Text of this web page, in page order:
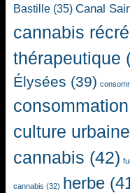
Bastille (35) Canal
cannabis
thérapeutique
Élysées (39)
culture urbaine
cannabis (42)
cannabis (32) herbe